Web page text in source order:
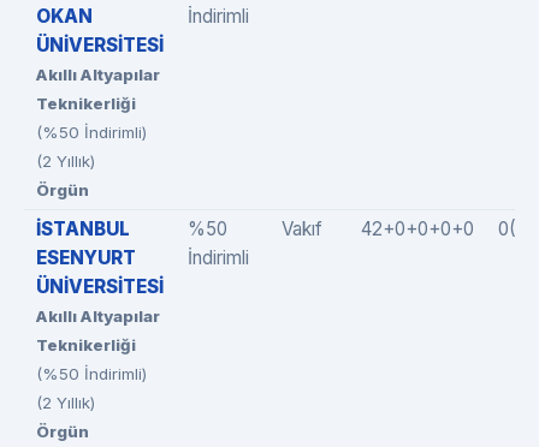
OKAN
ÜNİVERSİTESİ
Akıllı Altyapılar
Teknikerliği
(%50 İndirimli)
(2 Yıllık)
Örgün
İndirimli
İSTANBUL
ESENYURT
ÜNİVERSİTESİ
Akıllı Altyapılar
Teknikerliği
(%50 İndirimli)
(2 Yıllık)
Örgün
%50
İndirimli
Vakıf 42+0+0+0+0